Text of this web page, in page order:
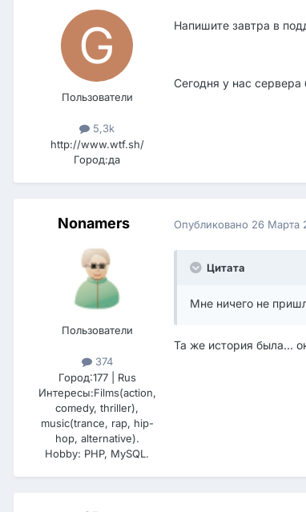
Пользователи
5,3k
http://www.wtf.sh/
Город:да
Напишите завтра в
Сегодня у нас
Nonamers
Пользователи
374
Город:177 | Rus
Интересы:Films(action,
comedy, thriller),
music(trance, rap, hip-
hop, alternative).
Hobby: PHP, MySQL.
Опубликовано 26 Марта
Цитата
Мне ничего не
Та же история была...